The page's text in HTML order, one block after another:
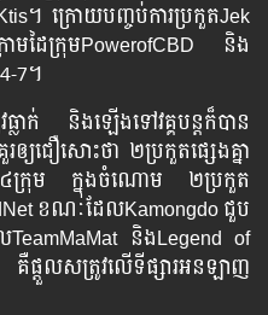
។ ក្រោយ​​បញ្ចប់​ការ​ប្រកួត​Jek
ដៃ​ក្រុម​PowerofCBD និង​
7។
ាក់ និង​ឡើង​ទៅ​វគ្គ​បន្ត​ក៏​បាន​
យ​ជឿ​សោះ​ថា ២ប្រកួត​ផ្សេង​គ្នា
៤ក្រុម ​ក្នុង​ចំណោម ២ប្រកួត​
ខណៈ​ដែល​Kamongdo ជួប​
និង​Legend of
ផ្ដួល​សត្រូវ​លើ​ទីផ្សារ​អនឡាញ